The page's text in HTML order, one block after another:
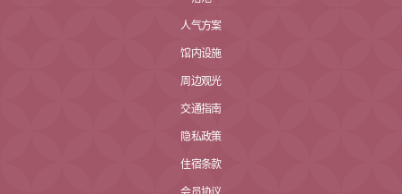
人气方案
馆内设施
周边观光
交通指南
隐私政策
住宿条款